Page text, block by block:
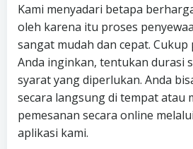
Kami menyadari betapa
oleh karena itu proses
sangat mudah dan cepat.
Anda inginkan, tentukan durasi
syarat yang diperlukan. Anda
secara langsung di tempat atau
pemesanan secara online
aplikasi kami.